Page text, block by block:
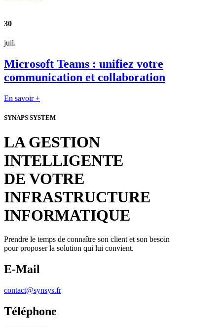
30
juil.
Microsoft Teams : unifiez votre
communication et collaboration
En savoir +
SYNAPS SYSTEM
LA GESTION
INTELLIGENTE
DE VOTRE
INFRASTRUCTURE
INFORMATIQUE
Prendre le temps de connaître son client et son besoin
pour proposer la solution qui lui convient.
E-Mail
contact@synsys.fr
Téléphone